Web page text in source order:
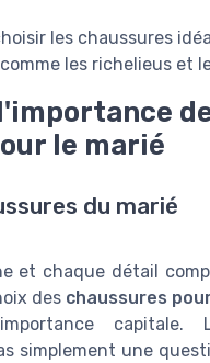
les chaussures
les richelieus et
le marié
du marié
et chaque détail
des chaussures
capitale.
simplement une